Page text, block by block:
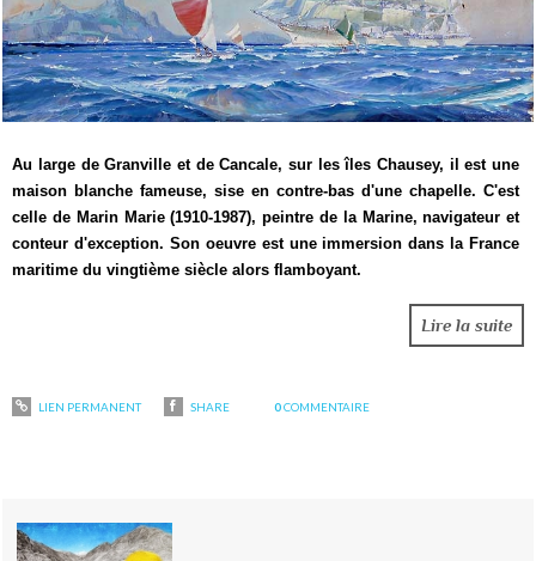
Au large de Granville et de Cancale, sur les îles Chausey, il est une
maison blanche fameuse, sise en contre-bas d'une chapelle. C'est
celle de Marin Marie (1910-1987), peintre de la Marine, navigateur et
conteur d'exception. Son oeuvre est une immersion dans la France
maritime du vingtième siècle alors flamboyant.
Lire la suite
LIEN PERMANENT SHARE 0 COMMENTAIRE